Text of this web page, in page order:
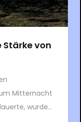
Stärke von
Mitternacht
wurde...